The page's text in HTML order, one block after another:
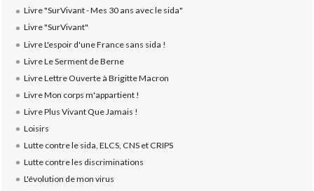
Livre "SurVivant - Mes 30 ans avec le sida"
Livre "SurVivant"
Livre L'espoir d'une France sans sida !
Livre Le Serment de Berne
Livre Lettre Ouverte à Brigitte Macron
Livre Mon corps m'appartient !
Livre Plus Vivant Que Jamais !
Loisirs
Lutte contre le sida, ELCS, CNS et CRIPS
Lutte contre les discriminations
L'évolution de mon virus